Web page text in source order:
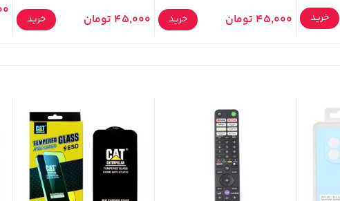
خرید 45,000 تومان خرید 45,000 تومان خرید